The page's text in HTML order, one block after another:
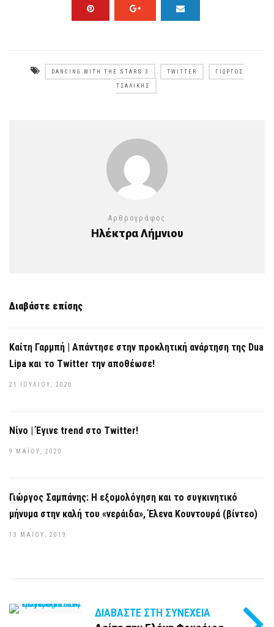
DANCING WITH THE STARS 3 TWITTER ΓΙΏΡΓΟΣ
ΤΣΑΛΊΚΗΣ
Αρθρογράφος
Ηλέκτρα Λήμνιου
Διαβάστε επίσης
Καίτη Γαρμπή | Απάντησε στην προκλητική ανάρτηση της Dua
Lipa και το Twitter την αποθέωσε!
21 ΙΟΥΛΊΟΥ, 2020
Νίνο | Έγινε trend στο Twitter!
9 ΜΑΪ́ΟΥ, 2020
Γιώργος Σαμπάνης: Η εξομολόγηση και το συγκινητικό
μήνυμα στην καλή του «νεράιδα», Έλενα Κουντουρά (βίντεο)
13 ΜΑΪ́ΟΥ, 2019
ΔΙΑΒΆΣΤΕ ΣΤΗ ΣΥΝΈΧΕΙΑ